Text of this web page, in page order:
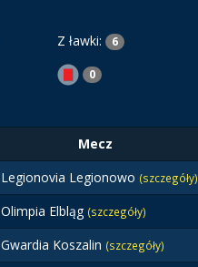
Z ławki: 6
0
Mecz
Legionovia Legionowo (szczegóły)
Olimpia Elbląg (szczegóły)
Gwardia Koszalin (szczegóły)